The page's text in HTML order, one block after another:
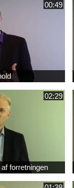
00:49
02:29
forretningen